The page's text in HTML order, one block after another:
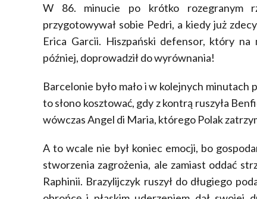
W 86. minucie po krótko rozegranym
przygotowywał sobie Pedri, a kiedy już
Erica Garcii. Hiszpański defensor, który
później, doprowadził do wyrównania!
Barcelonie było mało i w kolejnych minutach
to słono kosztować, gdy z kontrą ruszyła
wówczas Angel di Maria, którego Polak
A to wcale nie był koniec emocji, bo
stworzenia zagrożenia, ale zamiast oddać
Raphinii. Brazylijczyk ruszył do długiego